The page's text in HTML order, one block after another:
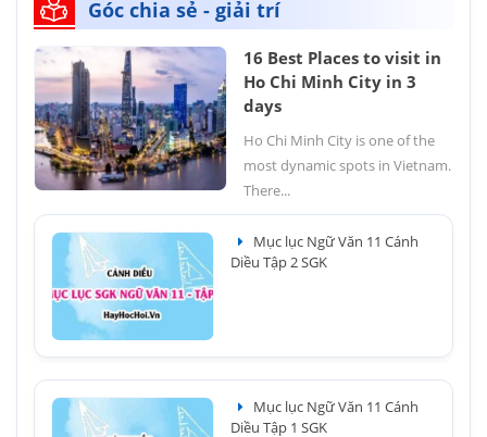
Góc chia sẻ - giải trí
16 Best Places to visit in
Ho Chi Minh City in 3
days
Ho Chi Minh City is one of the
most dynamic spots in Vietnam.
There...
Mục lục Ngữ Văn 11 Cánh
Diều Tập 2 SGK
Mục lục Ngữ Văn 11 Cánh
Diều Tập 1 SGK